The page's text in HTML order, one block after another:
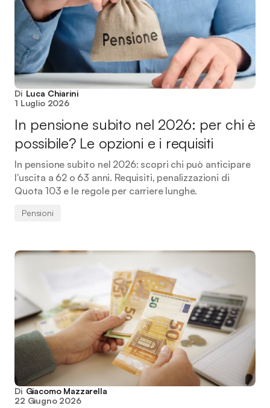
Di Luca Chiarini
1 Luglio 2026
In pensione subito nel 2026: per chi è
possibile? Le opzioni e i requisiti
In pensione subito nel 2026: scopri chi può anticipare
l'uscita a 62 o 63 anni. Requisiti, penalizzazioni di
Quota 103 e le regole per carriere lunghe.
Pensioni
Di Giacomo Mazzarella
22 Giugno 2026